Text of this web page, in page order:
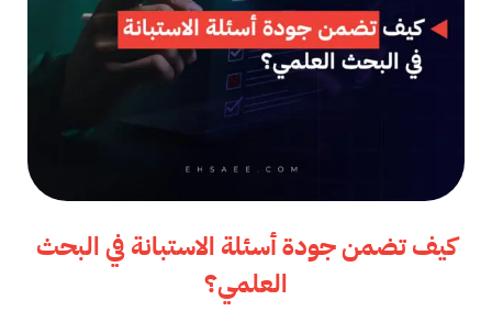
كيف تضمن جودة أسئلة الاستبانة في البحث
العلمي؟